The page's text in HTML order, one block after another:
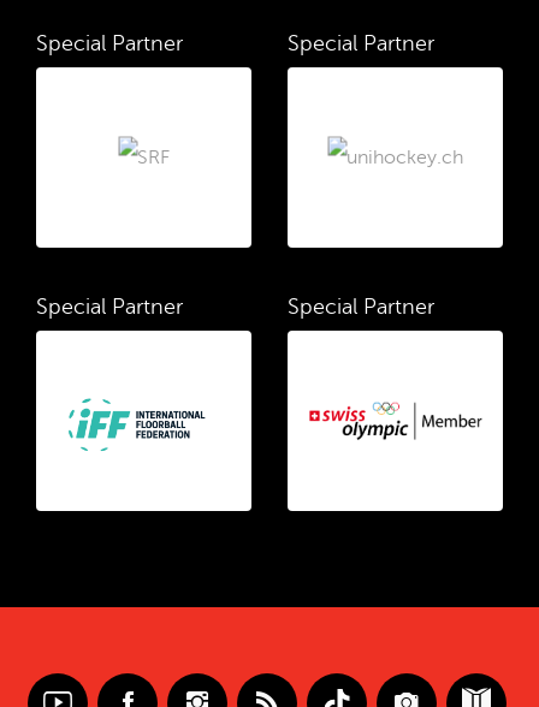
Special Partner Special Partner
Special Partner Special Partner